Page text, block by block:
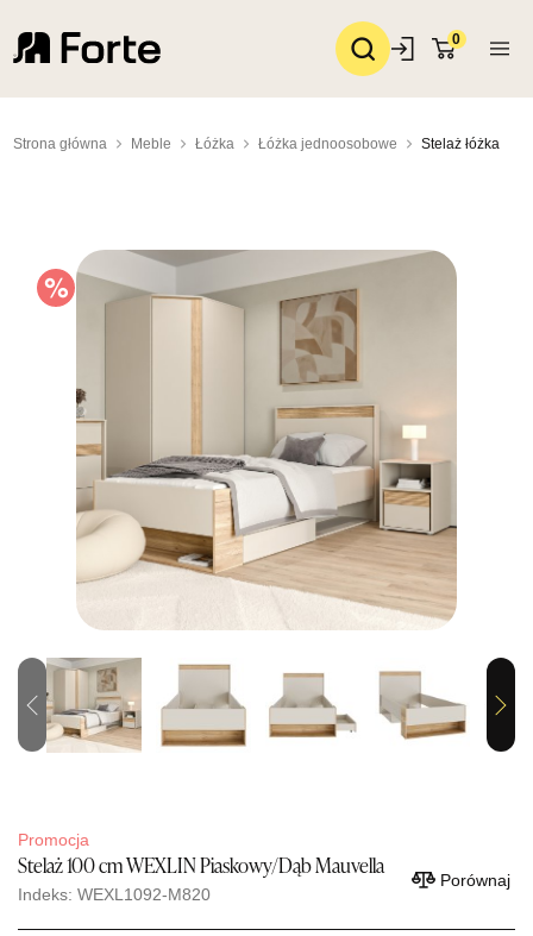
0
Strona główna Meble Łóżka Łóżka jednoosobowe Stelaż łóżka
Previous Next
Promocja
Stelaż 100 cm WEXLIN Piaskowy/Dąb Mauvella
Indeks: WEXL1092-M820
Porównaj